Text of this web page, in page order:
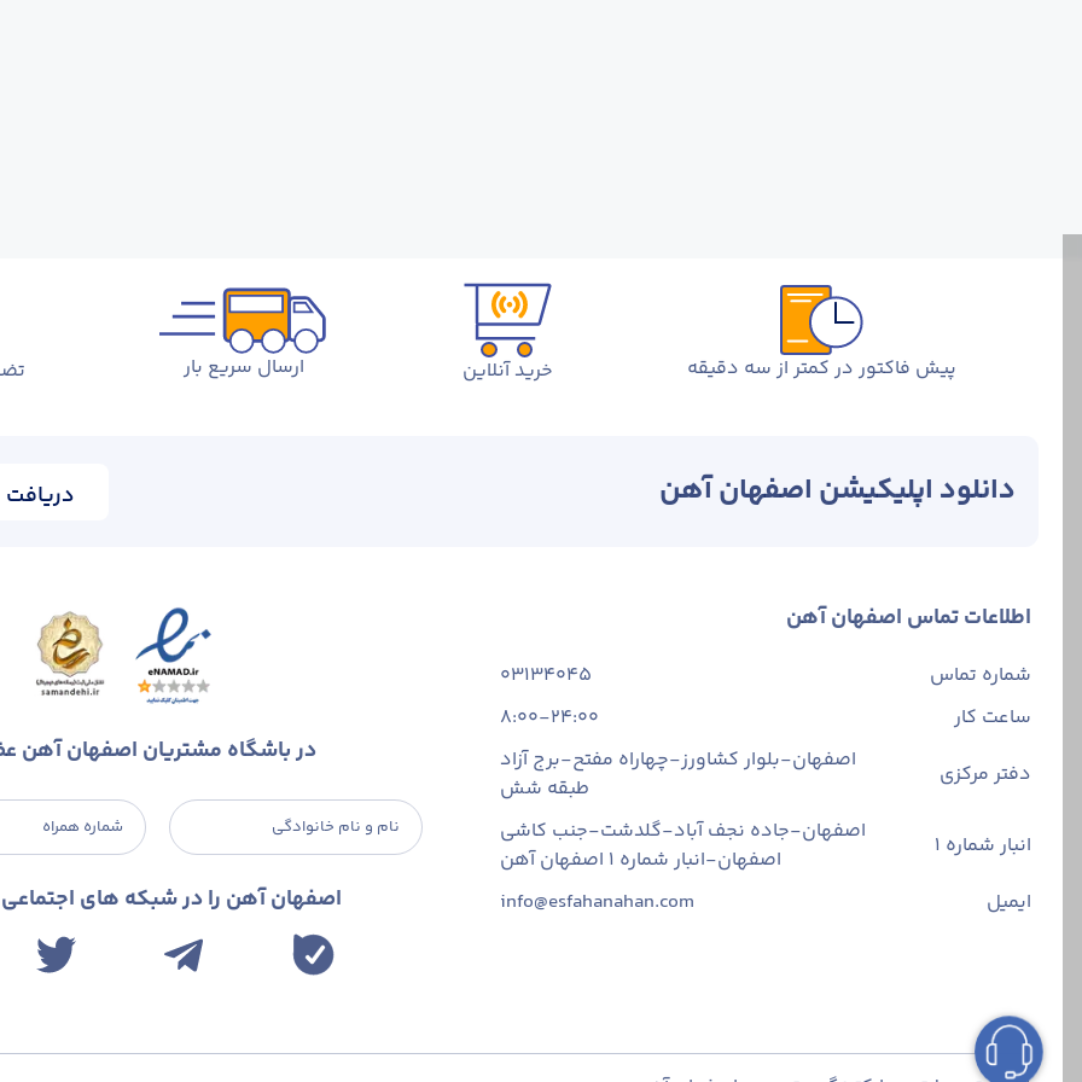
پیش فاکتور در کمتر از سه دقیقه خرید آنلاین ارسال سریع بار
دانلود اپلیکیشن اصفهان آهن دریافت
اطلاعات تماس اصفهان آهن
شماره تماس
03134045
ساعت کار
8:00-24:00
دفتر مرکزی
اصفهان-بلوار کشاورز-چهاراه مفتح-برج آزاد
طبقه شش
انبار شماره 1
اصفهان-جاده نجف آباد-گلدشت-جنب کاشی
اصفهان-انبار شماره ۱ اصفهان آهن
ایمیل
info@esfahanahan.com
در باشگاه مشتریان اصفهان آهن
نام و نام خانوادگی شماره همراه
اصفهان آهن را در شبکه های اجتماعی